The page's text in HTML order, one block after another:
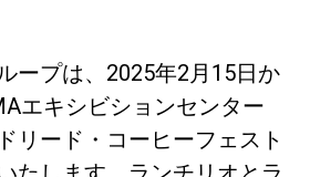
ープは、2025年2月15日か
エキシビションセンター
リード・コーヒーフェスト